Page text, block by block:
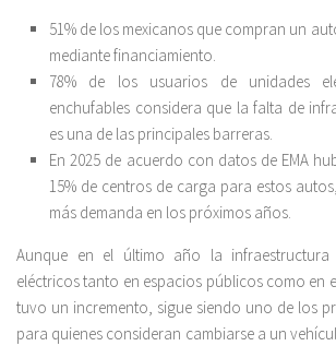
51% de los mexicanos que compran un
mediante financiamiento.
78% de los usuarios de unidades
enchufables considera que la falta de
es una de las principales barreras.
En 2025 de acuerdo con datos de EMA
15% de centros de carga para estos
más demanda en los próximos años.
Aunque en el último año la
eléctricos tanto en espacios públicos como en
tuvo un incremento, sigue siendo uno de los
para quienes consideran cambiarse a un